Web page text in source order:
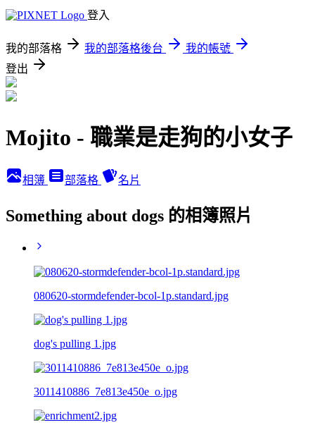
登入
我的部落格 我的部落格後台
我的帳號
登出
Mojito - 職業是走狗的小女子
相簿 部落格 名片
Something about dogs 的相簿照片
080620-stormdefender-bcol-1p.standard.jpg
dog's pulling 1.jpg
3011410886_7e813e450e_o.jpg